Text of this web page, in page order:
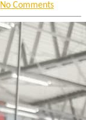
No Comments